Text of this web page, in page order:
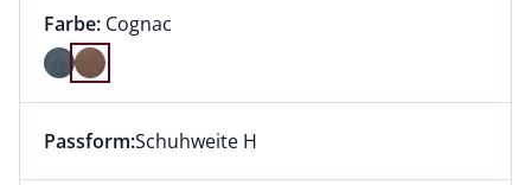
Farbauswahl:
Farbe: aktuell ausgewählt:
Cognac
Farbe Cognac ausgewählt
Dieser Artikel hat die Passform Schuhweite H. für
Passform:Schuhweite H